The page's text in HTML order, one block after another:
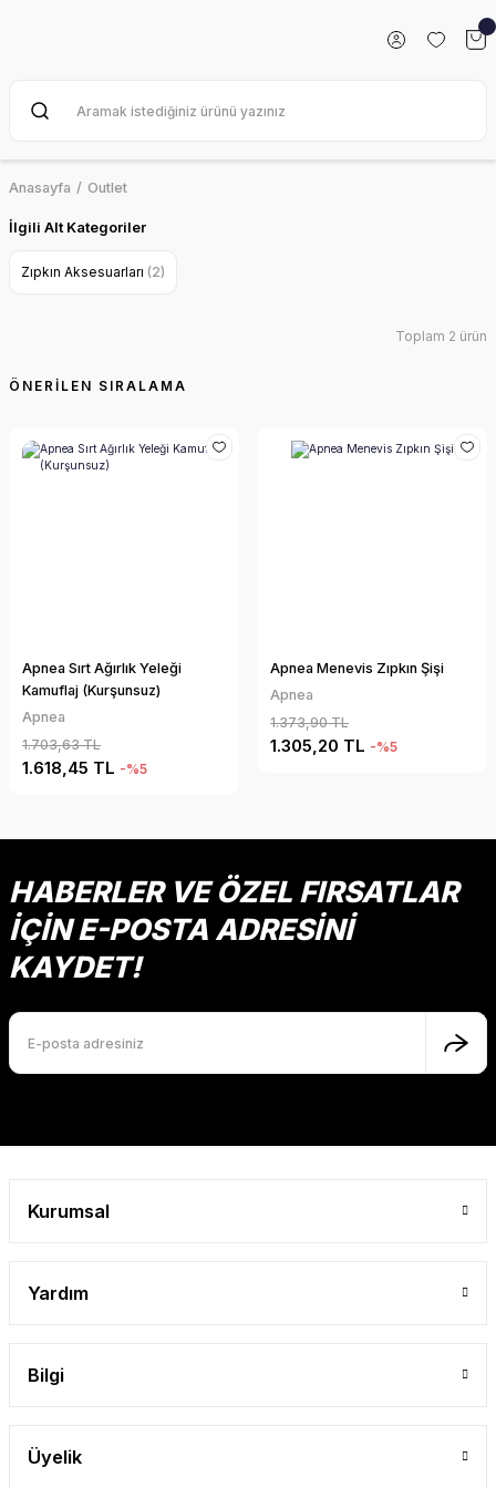
Anasayfa Outlet
İlgili Alt Kategoriler
Zıpkın Aksesuarları (2)
Toplam 2 ürün
Apnea Sırt Ağırlık Yeleği
Kamuflaj (Kurşunsuz)
Apnea
1.703,63 TL
1.618,45 TL -%5
Apnea Menevis Zıpkın Şişi
Apnea
1.373,90 TL
1.305,20 TL -%5
HABERLER VE ÖZEL FIRSATLAR
İÇİN E-POSTA ADRESİNİ
KAYDET!
Kurumsal
Yardım
Bilgi
Üyelik